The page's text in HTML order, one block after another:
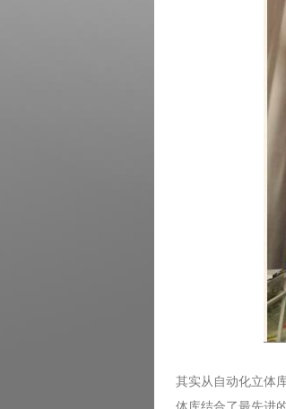
其实从自动化立体